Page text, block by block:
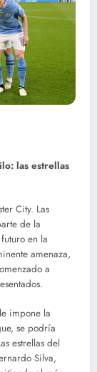
las estrellas
City. Las
de la
en la
amenaza,
a
impone la
se podría
estrellas del
Silva,